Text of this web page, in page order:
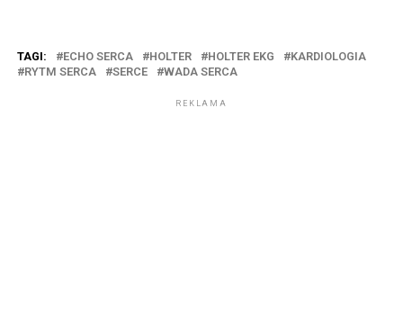
TAGI: ECHO SERCA HOLTER HOLTER EKG
KARDIOLOGIA
RYTM SERCA
SERCE WADA SERCA
REKLAMA